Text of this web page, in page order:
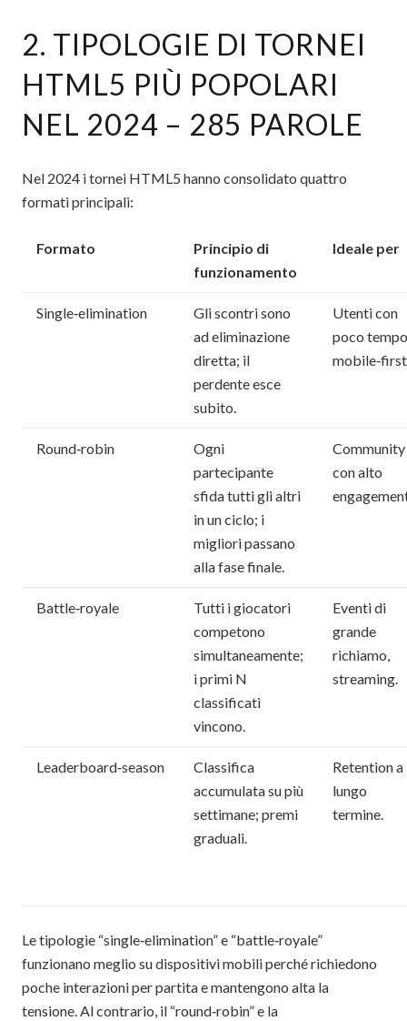
2. TIPOLOGIE DI TORNEI
HTML5 PIÙ POPOLARI
NEL 2024 – 285 PAROLE
Nel 2024 i tornei HTML5 hanno consolidato quattro
formati principali:
Formato
Principio di
funzionamento
Ideale per
Single‑elimination
Gli scontri sono
ad eliminazione
diretta; il
perdente esce
subito.
Utenti con
poco
Round‑robin
Ogni
partecipante
sfida tutti gli altri
in un ciclo; i
migliori passano
alla fase finale.
Community
con alto
Battle‑royale
Tutti i giocatori
competono
simultaneamente;
i primi N
classificati
vincono.
Eventi di
grande
richiamo,
streaming.
Leaderboard‑season
Classifica
accumulata su più
settimane; premi
graduali.
Retention a
lungo
termine.
Le tipologie “single‑elimination” e “battle‑royale”
funzionano meglio su dispositivi mobili perché richiedono
poche interazioni per partita e mantengono alta la
tensione. Al contrario, il “round‑robin” e la